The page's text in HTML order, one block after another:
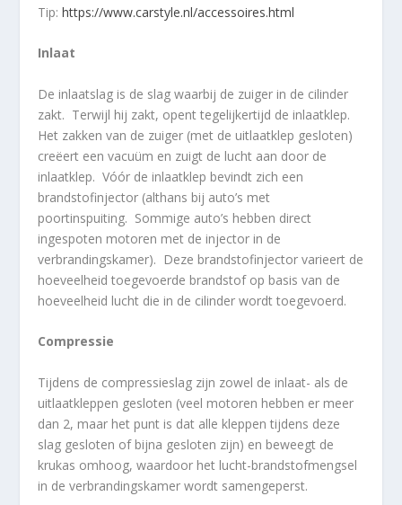
Tip:https://www.carstyle.nl/accessoires.html
Inlaat
De inlaatslag is de slag waarbij de zuiger in de cilinder
zakt. Terwijl hij zakt, opent tegelijkertijd de inlaatklep.
Het zakken van de zuiger (met de uitlaatklep gesloten)
creëert een vacuüm en zuigt de lucht aan door de
inlaatklep. Vóór de inlaatklep bevindt zich een
brandstofinjector (althans bij auto’s met
poortinspuiting. Sommige auto’s hebben direct
ingespoten motoren met de injector in de
verbrandingskamer). Deze brandstofinjector varieert de
hoeveelheid toegevoerde brandstof op basis van de
hoeveelheid lucht die in de cilinder wordt toegevoerd.
Compressie
Tijdens de compressieslag zijn zowel de inlaat- als de
uitlaatkleppen gesloten (veel motoren hebben er meer
dan 2, maar het punt is dat alle kleppen tijdens deze
slag gesloten of bijna gesloten zijn) en beweegt de
krukas omhoog, waardoor het lucht-brandstofmengsel
in de verbrandingskamer wordt samengeperst.